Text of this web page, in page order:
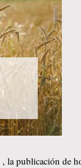
, la publicación de